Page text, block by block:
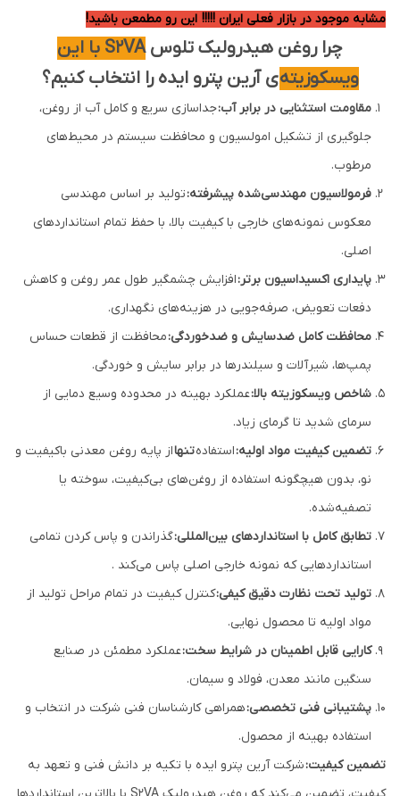
مشابه موجود در بازار فعلی ایران !!!!! این رو مطمعن باشید!
چرا روغن هیدرولیک تلوس
S2VA با این
ویسکوزیتهی آرین پترو ایده را انتخاب کنیم؟
مقاومت استثنایی در برابر آب:جداسازی سریع و کامل آب از روغن،
جلوگیری از تشکیل امولسیون و محافظت سیستم در محیط‌های
مرطوب.
فرمولاسیون مهندسی‌شده پیشرفته:تولید بر اساس مهندسی
معکوس نمونه‌های خارجی با کیفیت بالا، با حفظ تمام استانداردهای
اصلی.
پایداری اکسیداسیون برتر:افزایش چشمگیر طول عمر روغن و کاهش
دفعات تعویض، صرفه‌جویی در هزینه‌های نگهداری.
محافظت کامل ضدسایش و ضدخوردگی:محافظت از قطعات حساس
پمپ‌ها، شیرآلات و سیلندرها در برابر سایش و خوردگی.
شاخص ویسکوزیته بالا:عملکرد بهینه در محدوده وسیع دمایی از
سرمای شدید تا گرمای زیاد.
تضمین کیفیت مواد اولیه:استفادهتنهااز پایه روغن معدنی باکیفیت و
نو، بدون هیچگونه استفاده از روغن‌های بی‌کیفیت، سوخته یا
تصفیه‌شده.
تطابق کامل با استانداردهای بین‌المللی:گذراندن و پاس کردن تمامی
استانداردهایی که نمونه خارجی اصلی پاس می‌کند .
تولید تحت نظارت دقیق کیفی:کنترل کیفیت در تمام مراحل تولید از
مواد اولیه تا محصول نهایی.
کارایی قابل اطمینان در شرایط سخت:عملکرد مطمئن در صنایع
سنگین مانند معدن، فولاد و سیمان.
پشتیبانی فنی تخصصی:همراهی کارشناسان فنی شرکت در انتخاب و
استفاده بهینه از محصول.
تضمین کیفیت:شرکت آرین پترو ایده با تکیه بر دانش فنی و تعهد به